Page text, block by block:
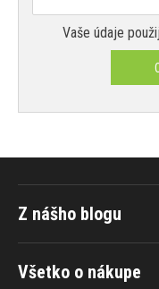
Vaše údaje
Všetko o nákupe
Z nášho blogu